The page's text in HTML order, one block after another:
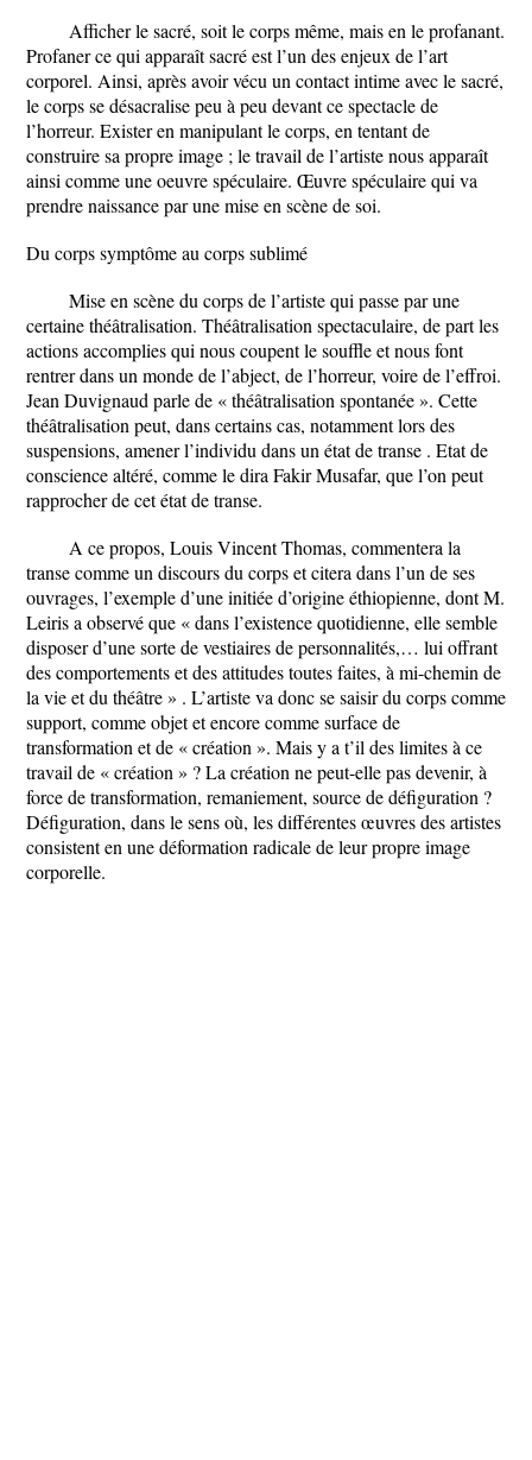
Afficher le sacré, soit le corps même, mais en le profanant.
Profaner ce qui apparaît sacré est l’un des enjeux de l’art
corporel. Ainsi, après avoir vécu un contact intime avec le sacré,
le corps se désacralise peu à peu devant ce spectacle de
l’horreur. Exister en manipulant le corps, en tentant de
construire sa propre image ; le travail de l’artiste nous apparaît
ainsi comme une oeuvre spéculaire. Œuvre spéculaire qui va
prendre naissance par une mise en scène de soi.
Du corps symptôme au corps sublimé
Mise en scène du corps de l’artiste qui passe par une
certaine théâtralisation. Théâtralisation spectaculaire, de part les
actions accomplies qui nous coupent le souffle et nous font
rentrer dans un monde de l’abject, de l’horreur, voire de l’effroi.
Jean Duvignaud parle de « théâtralisation spontanée ». Cette
théâtralisation peut, dans certains cas, notamment lors des
suspensions, amener l’individu dans un état de transe . Etat de
conscience altéré, comme le dira Fakir Musafar, que l’on peut
rapprocher de cet état de transe.
A ce propos, Louis Vincent Thomas, commentera la
transe comme un discours du corps et citera dans l’un de ses
ouvrages, l’exemple d’une initiée d’origine éthiopienne, dont M.
Leiris a observé que « dans l’existence quotidienne, elle semble
disposer d’une sorte de vestiaires de personnalités,… lui offrant
des comportements et des attitudes toutes faites, à mi-chemin de
la vie et du théâtre » . L’artiste va donc se saisir du corps comme
support, comme objet et encore comme surface de
transformation et de « création ». Mais y a t’il des limites à ce
travail de « création » ? La création ne peut-elle pas devenir, à
force de transformation, remaniement, source de défiguration ?
Défiguration, dans le sens où, les différentes œuvres des artistes
consistent en une déformation radicale de leur propre image
corporelle.